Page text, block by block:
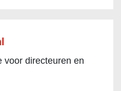
voor directeuren en